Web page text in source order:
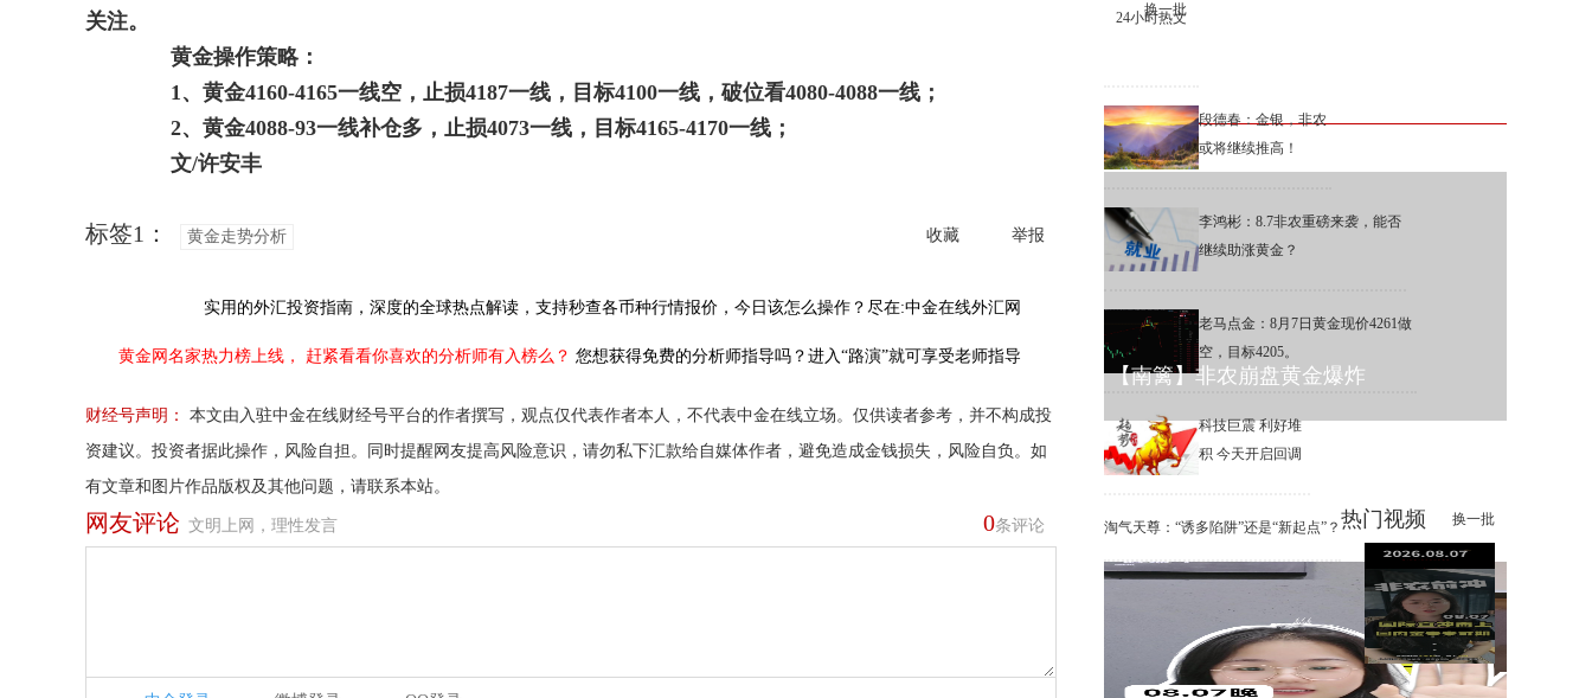
关注。
黄金操作策略：
1、黄金4160-4165一线空，止损4187一线，目标4100一线，破位看4080-4088一线；
2、黄金4088-93一线补仓多，止损4073一线，目标4165-4170一线；
文/许安丰
收藏 举报
标签1： 黄金走势分析
实用的外汇投资指南， 深度的全球热点解读， 支持秒查各币种行情报价，今日该怎么操作？尽在:中金在线外汇网
黄金网名家热力榜上线， 赶紧看看你喜欢的分析师有入榜么？ 您想获得免费的分析师指导吗？进入“路演”就可享受老师指导
财经号声明：
本文由入驻中金在线财经号平台的作者撰写，观点仅代表作者本人，不代表中金在线立场。仅供读者参考，并不构成投
资建议。投资者据此操作，风险自担。同时提醒网友提高风险意识，请勿私下汇款给自媒体作者，避免造成金钱损失，风险自负。如
有文章和图片作品版权及其他问题，请联系本站。
0条评论
网友评论 文明上网，理性发言
24小时热文
换一批
段德春：金银，非农
或将继续推高！
李鸿彬：8.7非农重磅来袭，能否
继续助涨黄金？
老马点金：8月7日黄金现价4261做
空，目标4205。
科技巨震 利好堆
积 今天开启回调
淘气天尊：“诱多陷阱”还是“新起点”？ 热门视频 换一批
【南篱】非农崩盘黄金爆炸
李鸿彬：8.7黄金大非农来了，
你看涨还是看跌？
【南篱】黄金想涨要注意